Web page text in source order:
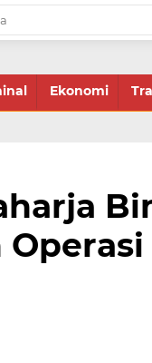
Ekonomi